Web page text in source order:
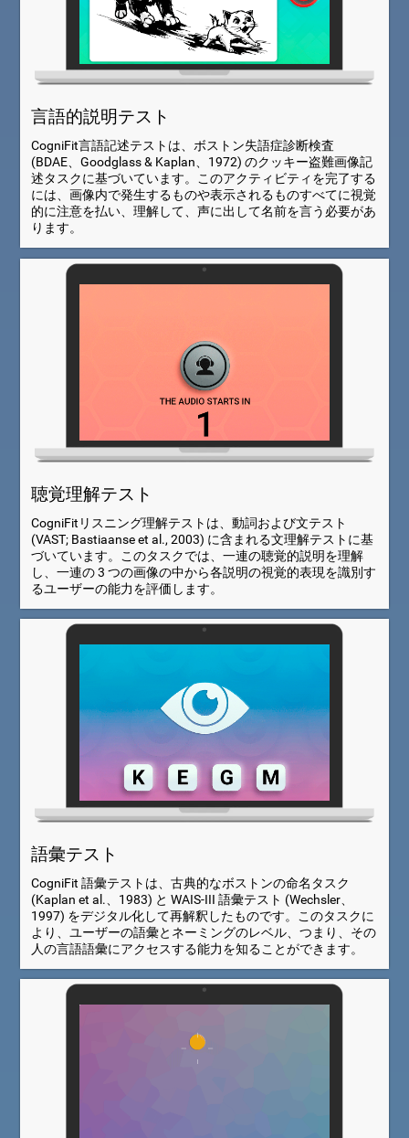
言語的説明テスト
CogniFit言語記述テストは、ボストン失語症診断検査
(BDAE、Goodglass & Kaplan、1972) のクッキー盗難画像記
述タスクに基づいています。このアクティビティを完了する
には、画像内で発生するものや表示されるものすべてに視覚
的に注意を払い、理解して、声に出して名前を言う必要があ
ります。
聴覚理解テスト
CogniFitリスニング理解テストは、動詞および文テスト
(VAST; Bastiaanse et al., 2003) に含まれる文理解テストに基
づいています。このタスクでは、一連の聴覚的説明を理解
し、一連の 3 つの画像の中から各説明の視覚的表現を識別す
るユーザーの能力を評価します。
語彙テスト
CogniFit 語彙テストは、古典的なボストンの命名タスク
(Kaplan et al.、1983) と WAIS-III 語彙テスト (Wechsler、
1997) をデジタル化して再解釈したものです。このタスクに
より、ユーザーの語彙とネーミングのレベル、つまり、その
人の言語語彙にアクセスする能力を知ることができます。